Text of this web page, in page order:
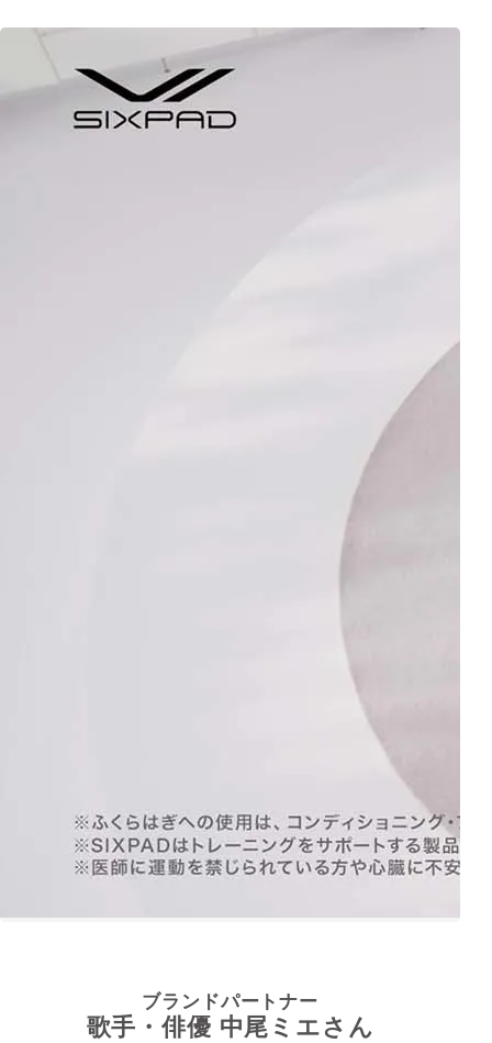
ブランドパートナー
歌手・俳優 中尾ミエさん